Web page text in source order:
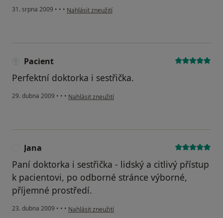
31. srpna 2009 • • • podle názoru uživatele L.
Nahlásit zneužití
Pacient
Perfektní doktorka i sestřička.
29. dubna 2009 • • • podle názoru uživatele Pacient
Nahlásit zneužití
Jana
Paní doktorka i sestřička - lidský a citlivý přístup
k pacientovi, po odborné stránce výborné,
příjemné prostředí.
23. dubna 2009 • • • podle názoru uživatele Jana
Nahlásit zneužití